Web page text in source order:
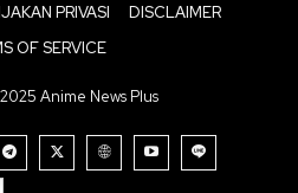
PRIVASI
DISCLAIMER
OF SERVICE
Anime News Plus